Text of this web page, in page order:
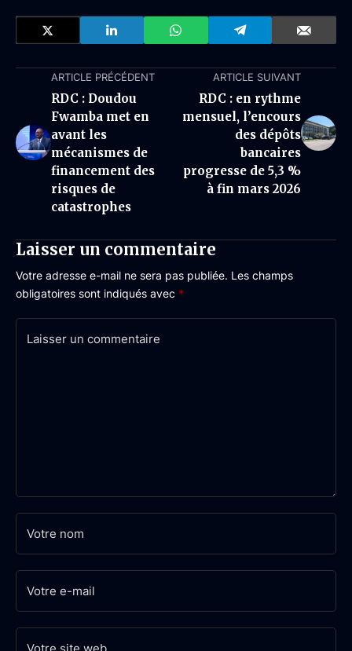
ARTICLE PRÉCÉDENT
RDC : Doudou
Fwamba met en
avant les
mécanismes de
financement des
risques de
catastrophes
ARTICLE SUIVANT
RDC : en rythme
mensuel, l’encours
des dépôts
bancaires
progresse de 5,3 %
à fin mars 2026
Laisser un commentaire
Votre adresse e-mail ne sera pas publiée. Les champs
obligatoires sont indiqués avec *